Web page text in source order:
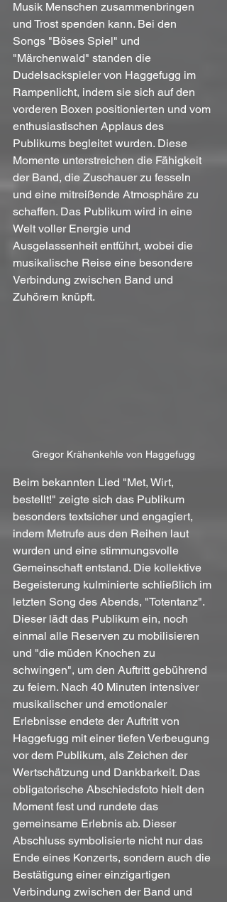
Musik Menschen zusammenbringen
und Trost spenden kann. Bei den
Songs "Böses Spiel" und
"Märchenwald" standen die
Dudelsackspieler von Haggefugg im
Rampenlicht, indem sie sich auf den
vorderen Boxen positionierten und vom
enthusiastischen Applaus des
Publikums begleitet wurden. Diese
Momente unterstreichen die Fähigkeit
der Band, die Zuschauer zu fesseln
und eine mitreißende Atmosphäre zu
schaffen. Das Publikum wird in eine
Welt voller Energie und
Ausgelassenheit entführt, wobei die
musikalische Reise eine besondere
Verbindung zwischen Band und
Zuhörern knüpft.
Gregor Krähenkehle von Haggefugg
Beim bekannten Lied "Met, Wirt,
bestellt!" zeigte sich das Publikum
besonders textsicher und engagiert,
indem Metrufe aus den Reihen laut
wurden und eine stimmungsvolle
Gemeinschaft entstand. Die kollektive
Begeisterung kulminierte schließlich im
letzten Song des Abends, "Totentanz".
Dieser lädt das Publikum ein, noch
einmal alle Reserven zu mobilisieren
und "die müden Knochen zu
schwingen", um den Auftritt gebührend
zu feiern. Nach 40 Minuten intensiver
musikalischer und emotionaler
Erlebnisse endete der Auftritt von
Haggefugg mit einer tiefen Verbeugung
vor dem Publikum, als Zeichen der
Wertschätzung und Dankbarkeit. Das
obligatorische Abschiedsfoto hielt den
Moment fest und rundete das
gemeinsame Erlebnis ab. Dieser
Abschluss symbolisierte nicht nur das
Ende eines Konzerts, sondern auch die
Bestätigung einer einzigartigen
Verbindung zwischen der Band und